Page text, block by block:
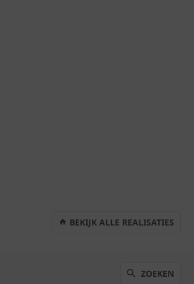
BEKIJK ALLE REALISATIES
ZOEKEN